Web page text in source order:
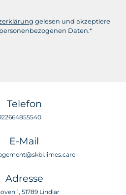
gelesen und akzeptiere
Daten.*
Telefon
E-Mail
Adresse
1, 51789 Lindlar